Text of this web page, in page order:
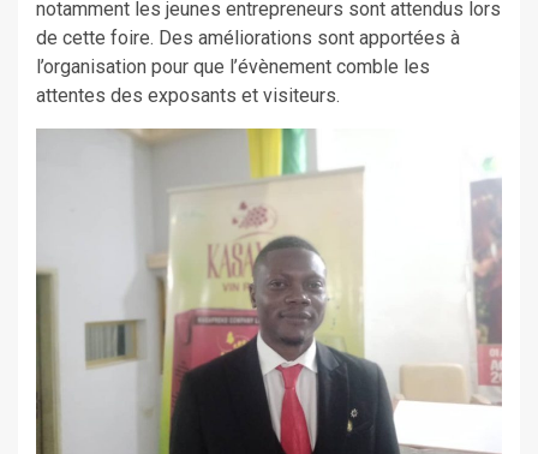
notamment les jeunes entrepreneurs sont attendus lors
de cette foire. Des améliorations sont apportées à
l’organisation pour que l’évènement comble les
attentes des exposants et visiteurs.